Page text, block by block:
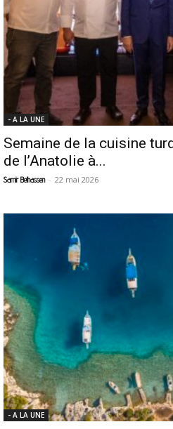
- A LA UNE
Semaine de la cuisine
de l’Anatolie à...
Samir Belhassen - 22 mai 2026
- A LA UNE